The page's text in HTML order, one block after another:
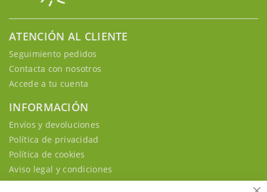
ATENCIÓN AL CLIENTE
Seguimiento pedidos
Contacta con nosotros
Accede a tu cuenta
INFORMACIÓN
Envíos y devoluciones
Política de privacidad
Política de cookies
Aviso legal y condiciones